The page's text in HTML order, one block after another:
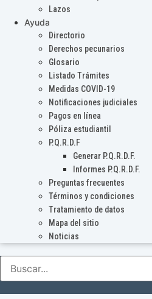
Lazos
Ayuda
Directorio
Derechos pecunarios
Glosario
Listado Trámites
Medidas COVID-19
Notificaciones judiciales
Pagos en línea
Póliza estudiantil
P.Q.R.D.F
Generar P.Q.R.D.F.
Informes P.Q.R.D.F.
Preguntas frecuentes
Términos y condiciones
Tratamiento de datos
Mapa del sitio
Noticias